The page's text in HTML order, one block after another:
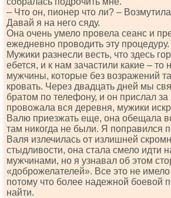
– Что он, пионер что ли? –
Давай я на него сяду.
Она очень умело провела сеанс и
ежедневно проводить эту
Мужики разнесли весть, что здесь
ебется, и к нам зачастили какие – то
мужчины, которые без возражений
кровать. Через двадцать дней мы
братом по телефону, и он прислал за
провожала вся деревня, мужики
Валю приезжать еще, она обещала
там никогда не были. Я поправился
Валя излечилась от излишней
стыдливости, она стала смело идти
мужчинами, но я узнавал об этом
«доброжелателей». Все это не имело
потому что более надежной боевой
найти.